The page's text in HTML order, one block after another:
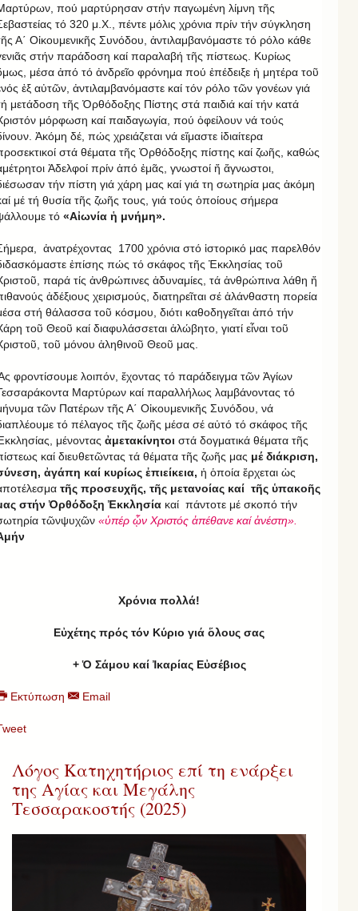
πού μαρτύρησαν στήν παγωμένη λίμνη τῆς
τό 320 μ.Χ., πέντε μόλις χρόνια πρίν τήν σύγκληση
Α΄ Οἰκουμενικῆς Συνόδου, ἀντιλαμβανόμαστε τό ρόλο κάθε
στήν παράδοση καί παραλαβή τῆς πίστεως. Κυρίως
μέσα ἀπό τό ἀνδρεῖο φρόνημα πού ἐπέδειξε ἡ μητέρα τοῦ
ἐξ αὐτῶν, ἀντιλαμβανόμαστε καί τόν ρόλο τῶν γονέων γιά
μετάδοση τῆς Ὀρθόδοξης Πίστης στά παιδιά καί τήν κατά
μόρφωση καί παιδαγωγία, πού ὀφείλουν νά τούς
Ἀκόμη δέ, πώς χρειάζεται νά εἴμαστε ἰδιαίτερα
στά θέματα τῆς Ὀρθόδοξης πίστης καί ζωῆς, καθώς
Ἀδελφοί πρίν ἀπό ἐμᾶς, γνωστοί ἤ ἄγνωστοι,
τήν πίστη γιά χάρη μας καί γιά τη σωτηρία μας ἀκόμη
μέ τή θυσία τῆς ζωῆς τους, γιά τούς ὁποίους σήμερα
τό «Αἰωνία ἡ μνήμη».
ἀνατρέχοντας 1700 χρόνια στό ἱστορικό μας παρελθόν
ἐπίσης πώς τό σκάφος τῆς Ἐκκλησίας τοῦ
παρά τίς ἀνθρώπινες ἀδυναμίες, τά ἀνθρώπινα λάθη ἤ
ἀδέξιους χειρισμούς, διατηρεῖται σέ ἀλάνθαστη πορεία
στή θάλασσα τοῦ κόσμου, διότι καθοδηγεῖται ἀπό τήν
τοῦ Θεοῦ καί διαφυλάσσεται ἀλώβητο, γιατί εἶναι τοῦ
τοῦ μόνου ἀληθινοῦ Θεοῦ μας.
φροντίσουμε λοιπόν, ἔχοντας τό παράδειγμα τῶν Ἁγίων
Μαρτύρων καί παραλλήλως λαμβάνοντας τό
τῶν Πατέρων τῆς Α΄ Οἰκουμενικῆς Συνόδου, νά
τό πέλαγος τῆς ζωῆς μέσα σέ αὐτό τό σκάφος τῆς
μένοντας ἀμετακίνητοι στά δογματικά θέματα τῆς
καί διευθετῶντας τά θέματα τῆς ζωῆς μας μέ διάκριση,
ἀγάπη καί κυρίως ἐπιείκεια, ἡ ὁποία ἔρχεται ὡς
τῆς προσευχῆς, τῆς μετανοίας καί τῆς ὑπακοῆς
στήν Ὀρθόδοξη Ἐκκλησία καί πάντοτε μέ σκοπό τήν
τῶνψυχῶν «ὑπέρ ᾧν Χριστός ἀπέθανε καί ἀνέστη».
Χρόνια πολλά!
Εὐχέτης πρός τόν Κύριο γιά ὅλους σας
+ Ὁ Σάμου καί Ἰκαρίας Εὐσέβιος
Εκτύπωση Email
Λόγος Κατηχητήριος επί τη ενάρξει
της Αγίας και Μεγάλης
Τεσσαρακοστής (2025)